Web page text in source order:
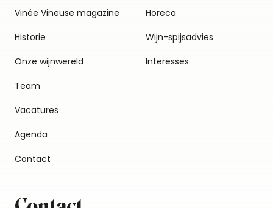
Vinée Vineuse magazine
Historie
Onze wijnwereld
Team
Vacatures
Agenda
Contact
Horeca
Wijn-spijsadvies
Interesses